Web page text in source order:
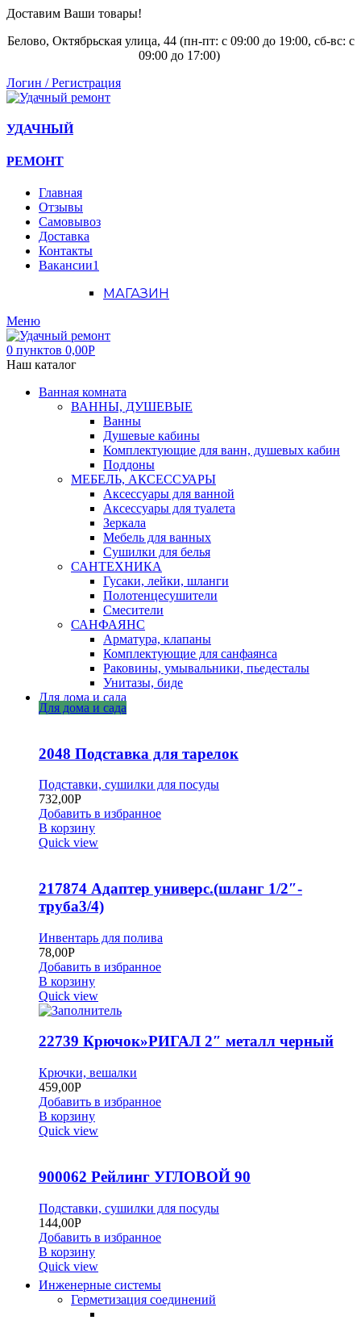
Доставим Ваши товары!
Белово, Октябрьская улица, 44 (пн-пт: с 09:00 до 19:00, сб-вс: с
09:00 до 17:00)
Логин / Регистрация
УДАЧНЫЙ
РЕМОНТ
Главная
Отзывы
Самовывоз
Доставка
Контакты
Вакансии1
МАГАЗИН
Меню
0 пунктов 0,00Р
Наш каталог
Ванная комната
ВАННЫ, ДУШЕВЫЕ
Ванны
Душевые кабины
Комплектующие для ванн, душевых кабин
Поддоны
МЕБЕЛЬ, АКСЕССУАРЫ
Аксессуары для ванной
Аксессуары для туалета
Зеркала
Мебель для ванных
Сушилки для белья
САНТЕХНИКА
Гусаки, лейки, шланги
Полотенцесушители
Смесители
САНФАЯНС
Арматура, клапаны
Комплектующие для санфаянса
Раковины, умывальники, пьедесталы
Унитазы, биде
Для дома и сада
Для дома и сада
2048 Подставка для тарелок
Подставки, сушилки для посуды
732,00Р
Добавить в избранное
В корзину
Quick view
217874 Адаптер универс.(шланг 1/2″-
труба3/4)
Инвентарь для полива
78,00Р
Добавить в избранное
В корзину
Quick view
22739 Крючок»РИГАЛ 2″ металл черный
Крючки, вешалки
459,00Р
Добавить в избранное
В корзину
Quick view
900062 Рейлинг УГЛОВОЙ 90
Подставки, сушилки для посуды
144,00Р
Добавить в избранное
В корзину
Quick view
Инженерные системы
Герметизация соединений